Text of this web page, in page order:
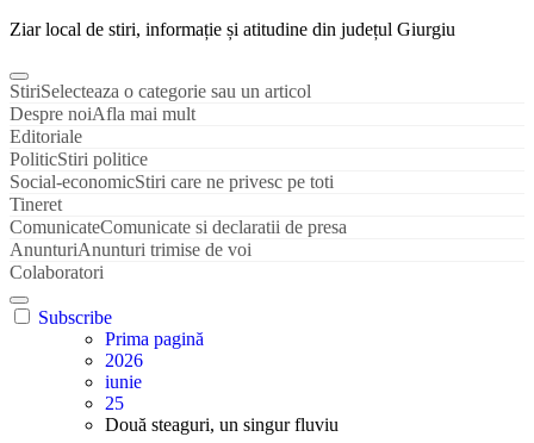
Ziar local de stiri, informație și atitudine din județul Giurgiu
StiriSelecteaza o categorie sau un articol
Despre noiAfla mai mult
Editoriale
PoliticStiri politice
Social-economicStiri care ne privesc pe toti
Tineret
ComunicateComunicate si declaratii de presa
AnunturiAnunturi trimise de voi
Colaboratori
Subscribe
Prima pagină
2026
iunie
25
Două steaguri, un singur fluviu